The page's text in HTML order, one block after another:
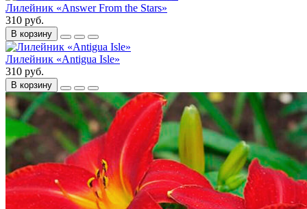
Лилейник «Answer From the Stars»
310 руб.
В корзину
Лилейник «Antigua Isle»
310 руб.
В корзину